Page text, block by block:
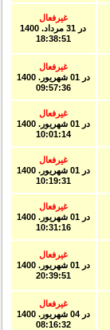
غیرفعال
در
31 مرداد. 1400
18:38:51
غیرفعال
در
01 شهريور. 1400
09:57:36
غیرفعال
در
01 شهريور. 1400
10:01:14
غیرفعال
در
01 شهريور. 1400
10:19:31
غیرفعال
در
01 شهريور. 1400
10:31:16
غیرفعال
در
01 شهريور. 1400
20:39:51
غیرفعال
در
04 شهريور. 1400
08:16:32